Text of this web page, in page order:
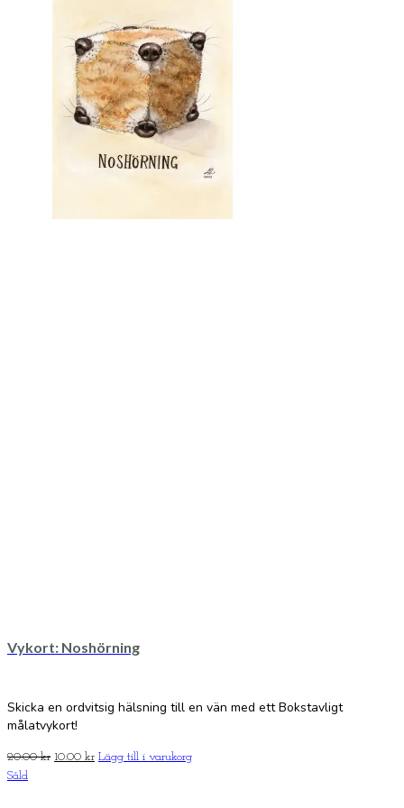
Vykort: Noshörning
Skicka en ordvitsig hälsning till en vän med ett Bokstavligt
målatvykort!
20.00kr Det
10.00 krDet
Lägg till i varukorg
Såld